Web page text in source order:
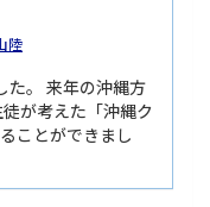
陸
た。 来年の沖縄方
が考えた「沖縄ク
ことができまし